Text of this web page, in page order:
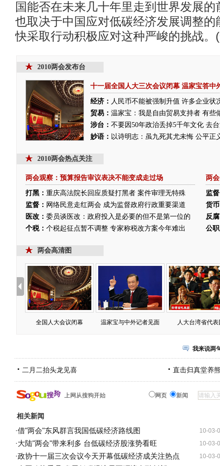
国能否在未来几十年里走到世界发展
也取决于中国应对低碳经济发展调整的
快采取行动积极应对这种严峻的挑战。
2010两会发布台
十一届全国人大三次会议闭幕 温家宝答中
经济： 人民币不能被强制升值 许多企业状
贸易： 温家宝：我是自由贸易支持者 有些
涉台： 不要因50年政治丢掉5千年文化 去
妙语： 以诗明志：虽九死其尤未悔 公平正
2010两会热点关注
两会观察：预算报告审议表决不能变成走过场
打黑： 重庆高法院长回应质疑打黑者 案件审理无特殊
监督： 网络民意走红两会 成为监督政府行政重要渠道
医改： 委员谈医改：政府投入是必要的但不是第一位的
个税： 个税起征点暂不调整 专家称税改方案今年难出
两
监
货
反
公
两会高清图
全国人大会议闭幕 温家宝与中外记者见面 人大台湾省代表
我来说两
二月二抬头龙见喜 直击归真堂养
上网从搜狗开始 网页 新闻
相关新闻
10-03-
·借"两会"东风群言我国低碳经济路线图
10-03-
·大陆"两会"带来利多 台低碳经济股涨势看旺
10-03-
·政协十一届三次会议今天开幕低碳经济成关注热点